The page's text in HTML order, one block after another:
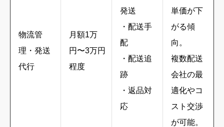
物流管
理・発送
代行
月額1万
円〜3万円
程度
発送
・配送手
配
・配送追
跡
・返品対
応
単価が下
がる傾
向。
複数配送
会社の最
適化やコ
スト交渉
が可能。